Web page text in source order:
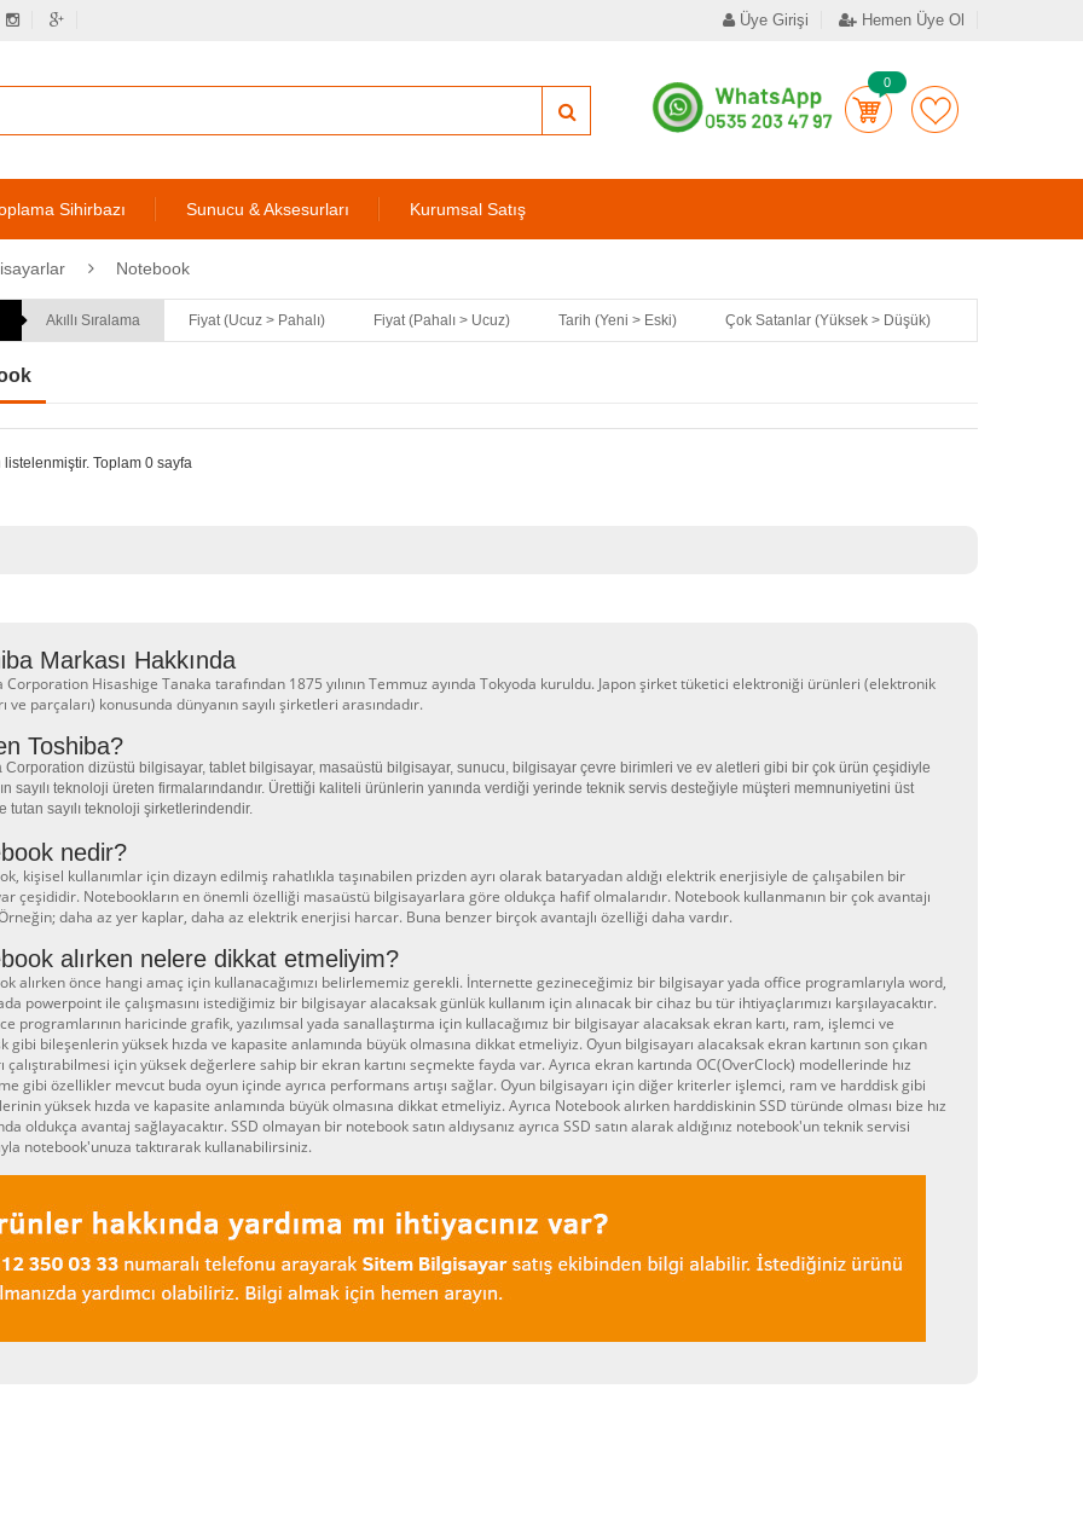
Üye Girişi Hemen Üye Ol
0
Sihirbazı Sunucu & Aksesurları Kurumsal Satış
Notebook
Akıllı Sıralama Fiyat (Ucuz > Pahalı) Fiyat (Pahalı > Ucuz) Tarih (Yeni > Eski) Çok Satanlar (Yüksek > Düşük)
listelenmiştir. Toplam 0 sayfa
Markası Hakkında
Corporation Hisashige Tanaka tarafından 1875 yılının Temmuz ayında Tokyoda kuruldu. Japon şirket tüketici elektroniği ürünleri (elektronik
ve parçaları) konusunda dünyanın sayılı şirketleri arasındadır.
Toshiba?
Corporation dizüstü bilgisayar, tablet bilgisayar, masaüstü bilgisayar, sunucu, bilgisayar çevre birimleri ve ev aletleri gibi bir çok ürün çeşidiyle
sayılı teknoloji üreten firmalarındandır. Ürettiği kaliteli ürünlerin yanında verdiği yerinde teknik servis desteğiyle müşteri memnuniyetini üst
tutan sayılı teknoloji şirketlerindendir.
nedir?
kişisel kullanımlar için dizayn edilmiş rahatlıkla taşınabilen prizden ayrı olarak bataryadan aldığı elektrik enerjisiyle de çalışabilen bir
çeşididir. Notebookların en önemli özelliği masaüstü bilgisayarlara göre oldukça hafif olmalarıdır. Notebook kullanmanın bir çok avantajı
daha az yer kaplar, daha az elektrik enerjisi harcar. Buna benzer birçok avantajlı özelliği daha vardır.
alırken nelere dikkat etmeliyim?
alırken önce hangi amaç için kullanacağımızı belirlememiz gerekli. İnternette gezineceğimiz bir bilgisayar yada office programlarıyla word,
powerpoint ile çalışmasını istediğimiz bir bilgisayar alacaksak günlük kullanım için alınacak bir cihaz bu tür ihtiyaçlarımızı karşılayacaktır.
programlarının haricinde grafik, yazılımsal yada sanallaştırma için kullacağımız bir bilgisayar alacaksak ekran kartı, ram, işlemci ve
gibi bileşenlerin yüksek hızda ve kapasite anlamında büyük olmasına dikkat etmeliyiz. Oyun bilgisayarı alacaksak ekran kartının son çıkan
çalıştırabilmesi için yüksek değerlere sahip bir ekran kartını seçmekte fayda var. Ayrıca ekran kartında OC(OverClock) modellerinde hız
gibi özellikler mevcut buda oyun içinde ayrıca performans artışı sağlar. Oyun bilgisayarı için diğer kriterler işlemci, ram ve harddisk gibi
yüksek hızda ve kapasite anlamında büyük olmasına dikkat etmeliyiz. Ayrıca Notebook alırken harddiskinin SSD türünde olması bize hız
oldukça avantaj sağlayacaktır. SSD olmayan bir notebook satın aldıysanız ayrıca SSD satın alarak aldığınız notebook'un teknik servisi
notebook'unuza taktırarak kullanabilirsiniz.